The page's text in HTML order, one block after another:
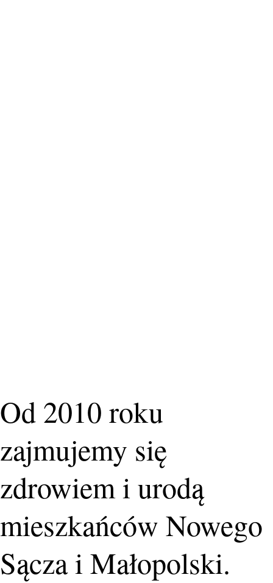
Od 2010 roku
zajmujemy się
zdrowiem i urodą
mieszkańców Nowego
Sącza i Małopolski.